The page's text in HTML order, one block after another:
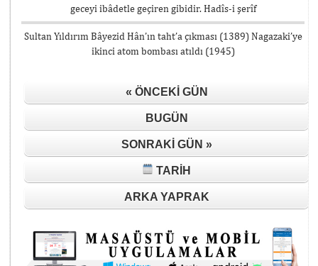
geceyi ibâdetle geçiren gibidir. Hadîs-i şerîf
Sultan Yıldırım Bâyezid Hân’ın taht’a çıkması (1389) Nagazaki’ye
ikinci atom bombası atıldı (1945)
« ÖNCEKI GÜN
BUGÜN
SONRAKI GÜN »
TARIH
ARKA YAPRAK